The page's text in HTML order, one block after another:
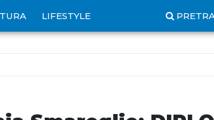
LIFESTYLE